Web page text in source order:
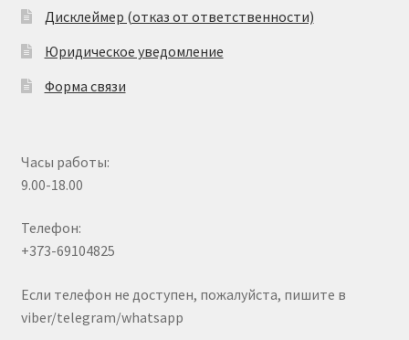
Дисклеймер (отказ от ответственности)
Юридическое уведомление
Форма связи
Часы работы:
9.00-18.00
Телефон:
+373-69104825
Если телефон не доступен, пожалуйста, пишите в
viber/telegram/whatsapp